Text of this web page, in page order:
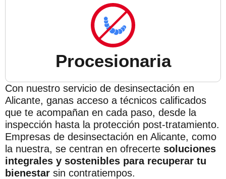
Procesionaria
Con nuestro servicio de desinsectación en
Alicante, ganas acceso a técnicos calificados
que te acompañan en cada paso, desde la
inspección hasta la protección post-tratamiento.
Empresas de desinsectación en Alicante, como
la nuestra, se centran en ofrecerte soluciones
integrales y sostenibles para recuperar tu
bienestar sin contratiempos.